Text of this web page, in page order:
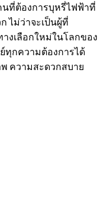
ที่ต้องการบุหรี่ไฟฟ้าที่
ไม่ว่าจะเป็นผู้ที่
งเลือกใหม่ในโลกของ
ทุกความต้องการได้
ความสะดวกสบาย